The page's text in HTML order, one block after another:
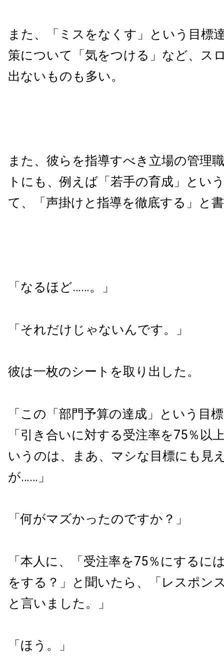
また、「ミスをなくす」という目標
策について「気をつける」など、ス
出ないものも多い。
また、彼らを指導すべき立場の管理
トにも、例えば「若手の育成」とい
て、「声掛けと指導を徹底する」と
「なるほど……。」
「それだけじゃないんです。」
彼は一枚のシートを取り出した。
「この「部門予算の達成」という目
「引き合いに対する受注率を75％以
いうのは、まあ、マシな目標にも見
が……」
「何がマズかったのですか？」
「本人に、「受注率を75％にするに
をする？」と聞いたら、「レスポン
と言いました。」
「ほう。」